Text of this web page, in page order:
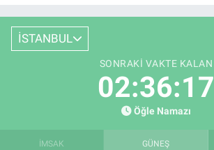
İSTANBUL
SONRAKI VAKTE KALAN
02:36:17
Öğle Namazı
İMSAK GÜNEŞ